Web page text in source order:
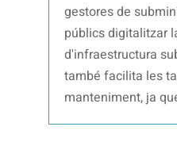
gestores de
públics digitalitzar
d'infraestructura
també facilita les
manteniment, ja